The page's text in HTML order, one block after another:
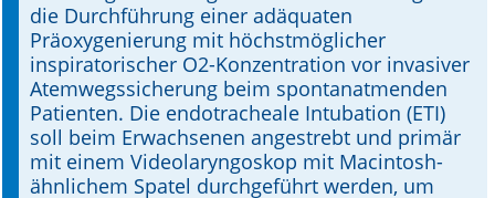
die Durchführung einer adäquaten
Präoxygenierung mit höchstmöglicher
inspiratorischer O2-Konzentration vor invasiver
Atemwegssicherung beim spontanatmenden
Patienten. Die endotracheale Intubation (ETI)
soll beim Erwachsenen angestrebt und primär
mit einem Videolaryngoskop mit Macintosh-
ähnlichem Spatel durchgeführt werden, um